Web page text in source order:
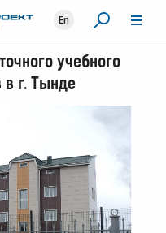
En
учебного
в г. Тынде